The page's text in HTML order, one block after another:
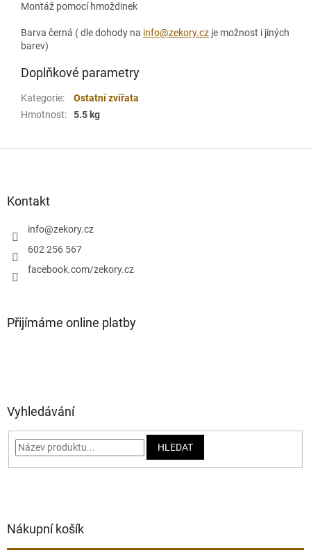
Montáž pomocí hmoždinek
Barva černá ( dle dohody na info@zekory.cz je možnost i jiných
barev)
Doplňkové parametry
Kategorie:
Ostatní zvířata
Hmotnost: 5.5 kg
Kontakt
info@zekory.cz
602 256 567
facebook.com/zekory.cz
Přijímáme online platby
Vyhledávání
HLEDAT
Nákupní košík